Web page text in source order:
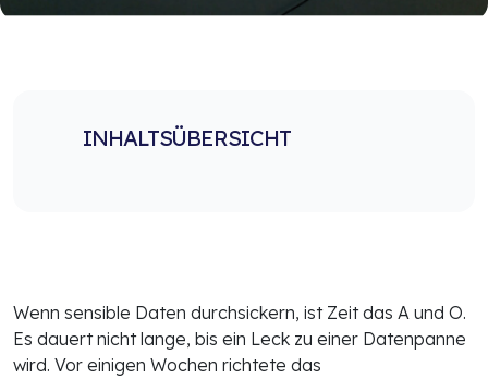
INHALTSÜBERSICHT
Wenn sensible Daten durchsickern, ist Zeit das A und O.
Es dauert nicht lange, bis ein Leck zu einer Datenpanne
wird. Vor einigen Wochen richtete das